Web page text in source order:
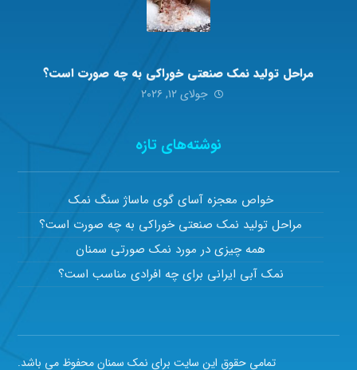
مراحل تولید نمک صنعتی خوراکی به چه صورت است؟
جولای ۱۲, ۲۰۲۶
نوشته‌های تازه
خواص معجزه آسای گوی ماساژ سنگ نمک
مراحل تولید نمک صنعتی خوراکی به چه صورت است؟
همه چیزی در مورد نمک صورتی سمنان
نمک آبی ایرانی برای چه افرادی مناسب است؟
تمامی حقوق این سایت برای نمک سمنان محفوظ می باشد.